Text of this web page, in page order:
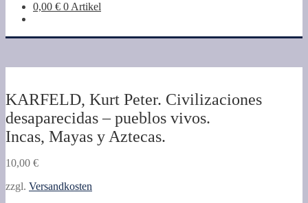
0,00 € 0 Artikel
KARFELD, Kurt Peter. Civilizaciones
desaparecidas – pueblos vivos.
Incas, Mayas y Aztecas.
10,00 €
zzgl. Versandkosten